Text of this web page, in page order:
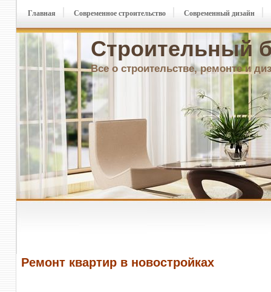
Строительный
Все о строительстве, ремонте и
Главная Современное строительство Современный дизайн
Ремонт квартир в новостройках